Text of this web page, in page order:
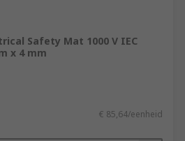
Safety Mat 1000 V IEC
x 4 mm
€ 85,64/eenheid